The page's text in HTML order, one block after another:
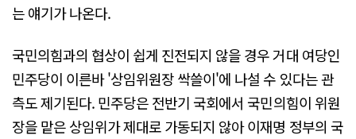
는 얘기가 나온다.
국민의힘과의 협상이 쉽게 진전되지 않을 경우 거대 여당인
민주당이 이른바 '상임위원장 싹쓸이'에 나설 수 있다는 관
측도 제기된다. 민주당은 전반기 국회에서 국민의힘이 위원
장을 맡은 상임위가 제대로 가동되지 않아 이재명 정부의 국